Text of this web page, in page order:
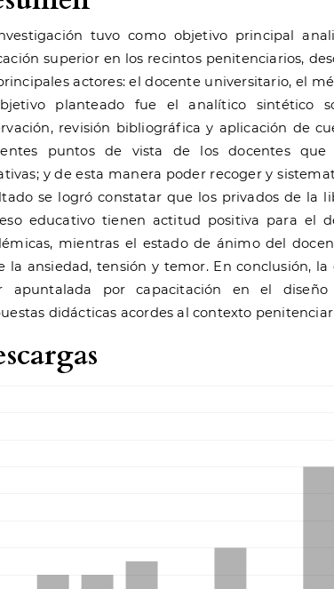
tuvo como objetivo principal
superior en los recintos penitenciarios,
actores: el docente universitario, el
planteado fue el analítico sintético
revisión bibliográfica y aplicación de
puntos de vista de los docentes
y de esta manera poder recoger y
se logró constatar que los privados de la
educativo tienen actitud positiva para el
mientras el estado de ánimo del
la ansiedad, tensión y temor. En conclusión,
apuntalada por capacitación en el
didácticas acordes al contexto